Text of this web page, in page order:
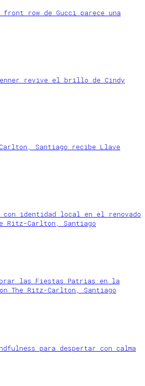
front row de Gucci parece una
revive el brillo de Cindy
Santiago recibe Llave
con identidad local en el renovado
Ritz-Carlton, Santiago
las Fiestas Patrias en la
The Ritz-Carlton, Santiago
para despertar con calma